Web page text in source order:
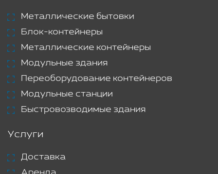
Металлические бытовки
Блок-контейнеры
Металлические контейнеры
Модульные здания
Переоборудование контейнеров
Модульные станции
Быстровозводимые здания
Услуги
Доставка